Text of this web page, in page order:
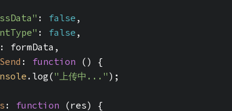
: false ,
: false ,
: formData,
: function ( ) {
.log("上传中..." );
: function (res) {